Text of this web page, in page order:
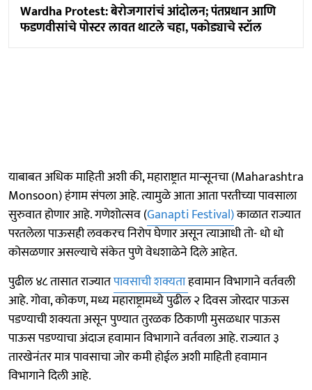
Wardha Protest: बेरोजगारांचं आंदोलन; पंतप्रधान आणि
फडणवीसांचे पोस्टर लावत थाटले चहा, पकोड्याचे स्टॉल
याबाबत अधिक माहिती अशी की, महाराष्ट्रात मान्सूनचा (Maharashtra
Monsoon) हंगाम संपला आहे. त्यामुळे आता आता परतीच्या पावसाला
सुरुवात होणार आहे. गणेशोत्सव (Ganapti Festival)काळात राज्यात
परतलेला पाऊसही लवकरच निरोप घेणार असून त्याआधी तो- धो धो
कोसळणार असल्याचे संकेत पुणे वेधशाळेने दिले आहेत.
पुढील ४८ तासात राज्यातपावसाची शक्यताहवामान विभागाने वर्तवली
आहे. गोवा, कोकण, मध्य महाराष्ट्रामध्ये पुढील २ दिवस जोरदार पाऊस
पडण्याची शक्यता असून पुण्यात तुरळक ठिकाणी मुसळधार पाऊस
पाऊस पडण्याचा अंदाज हवामान विभागाने वर्तवला आहे. राज्यात ३
तारखेनंतर मात्र पावसाचा जोर कमी होईल अशी माहिती हवामान
विभागाने दिली आहे.